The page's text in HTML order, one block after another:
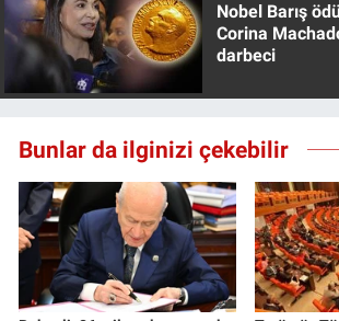
Nobel Barış
Corina
darbeci
Bunlar da ilginizi çekebilir